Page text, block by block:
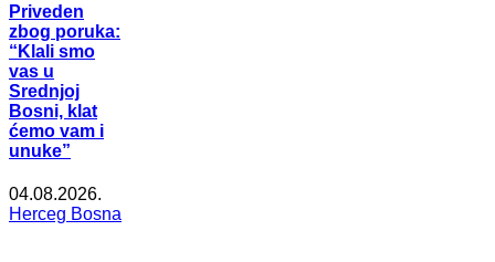
Priveden
zbog poruka:
“Klali smo
vas u
Srednjoj
Bosni, klat
ćemo vam i
unuke”
04.08.2026.
Herceg Bosna